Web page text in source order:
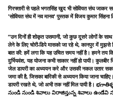
गिरफ्तारी से पहले भगतसिंह खुद भी सोवियत संघ
'सोवियत संघ में नव मानव' पुस्तक में विजय कुमार सिंहना
“उन दिनों ही शोकृत उसमानी, जो कुछ दूसरे लोगों के
लेने के लिए चोरी-डिपे मासको जा रहे थे, कानपुर में
बात की: हमें लगा कि यह उचित समय नहीं है। हमने तय
दुर्भियवंश, यह योजना कभी साकार नहीं हो पायी।
जेल डायरी का अध्ययन करे और उसकी नकल उतार
जमा की है, जिसका बारिकी से अध्ययन किया जाना
डायरी रखते थे, जो अभी तक नहीं मिल पायी है।
నుండి నుండి శివాలు విరాజిస్తున్న శివాలు ఉండేవి